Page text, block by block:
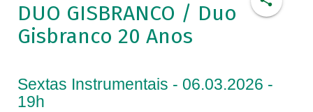
DUO GISBRANCO / Duo
Gisbranco 20 Anos
Sextas Instrumentais - 06.03.2026 -
19h